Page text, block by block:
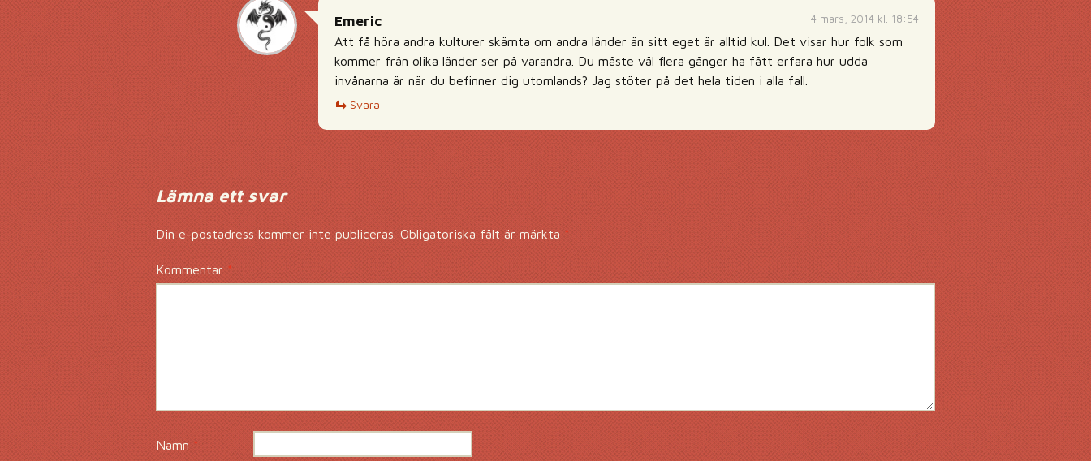
4 mars, 2014 kl. 18:54
Emeric
Att få höra andra kulturer skämta om andra länder än sitt eget är alltid kul. Det visar hur folk som
kommer från olika länder ser på varandra. Du måste väl flera gånger ha fått erfara hur udda
invånarna är när du befinner dig utomlands? Jag stöter på det hela tiden i alla fall.
Svara
Lämna ett svar
Din e-postadress kommer inte publiceras. Obligatoriska fält är märkta*
Kommentar*
Namn*